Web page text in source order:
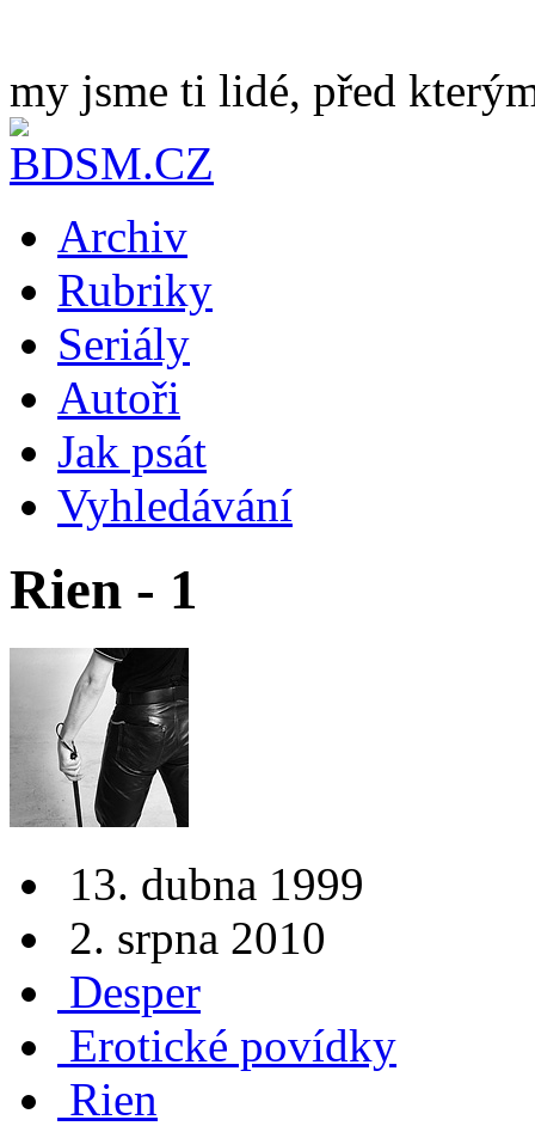
my jsme ti lidé, před
Archiv
Rubriky
Seriály
Autoři
Jak psát
Vyhledávání
Rien - 1
13. dubna 1999
2. srpna 2010
Desper
Erotické povídky
Rien